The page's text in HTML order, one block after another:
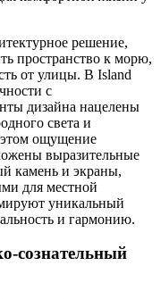
решение,
пространство к морю,
от улицы. В Island
с
дизайна нацелены
света и
ощущение
выразительные
камень и экраны,
для местной
уникальный
и гармонию.
сознательный